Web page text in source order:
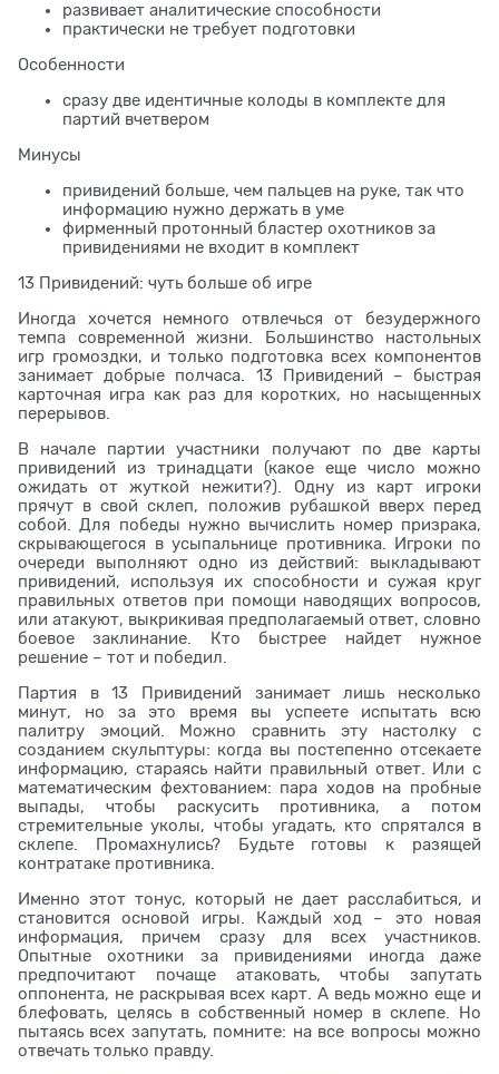
развивает аналитические способности
практически не требует подготовки
Особенности
сразу две идентичные колоды в комплекте для
партий вчетвером
Минусы
привидений больше, чем пальцев на руке, так что
информацию нужно держать в уме
фирменный протонный бластер охотников за
привидениями не входит в комплект
13 Привидений: чуть больше об игре
Иногда хочется немного отвлечься от безудержного
темпа современной жизни. Большинство настольных
игр громоздки, и только подготовка всех компонентов
занимает добрые полчаса. 13 Привидений – быстрая
карточная игра как раз для коротких, но насыщенных
перерывов.
В начале партии участники получают по две карты
привидений из тринадцати (какое еще число можно
ожидать от жуткой нежити?). Одну из карт игроки
прячут в свой склеп, положив рубашкой вверх перед
собой. Для победы нужно вычислить номер призрака,
скрывающегося в усыпальнице противника. Игроки по
очереди выполняют одно из действий: выкладывают
привидений, используя их способности и сужая круг
правильных ответов при помощи наводящих вопросов,
или атакуют, выкрикивая предполагаемый ответ, словно
боевое заклинание. Кто быстрее найдет нужное
решение – тот и победил.
Партия в 13 Привидений занимает лишь несколько
минут, но за это время вы успеете испытать всю
палитру эмоций. Можно сравнить эту настолку с
созданием скульптуры: когда вы постепенно отсекаете
информацию, стараясь найти правильный ответ. Или с
математическим фехтованием: пара ходов на пробные
выпады, чтобы раскусить противника, а потом
стремительные уколы, чтобы угадать, кто спрятался в
склепе. Промахнулись? Будьте готовы к разящей
контратаке противника.
Именно этот тонус, который не дает расслабиться, и
становится основой игры. Каждый ход – это новая
информация, причем сразу для всех участников.
Опытные охотники за привидениями иногда даже
предпочитают почаще атаковать, чтобы запутать
оппонента, не раскрывая всех карт. А ведь можно еще и
блефовать, целясь в собственный номер в склепе. Но
пытаясь всех запутать, помните: на все вопросы можно
отвечать только правду.